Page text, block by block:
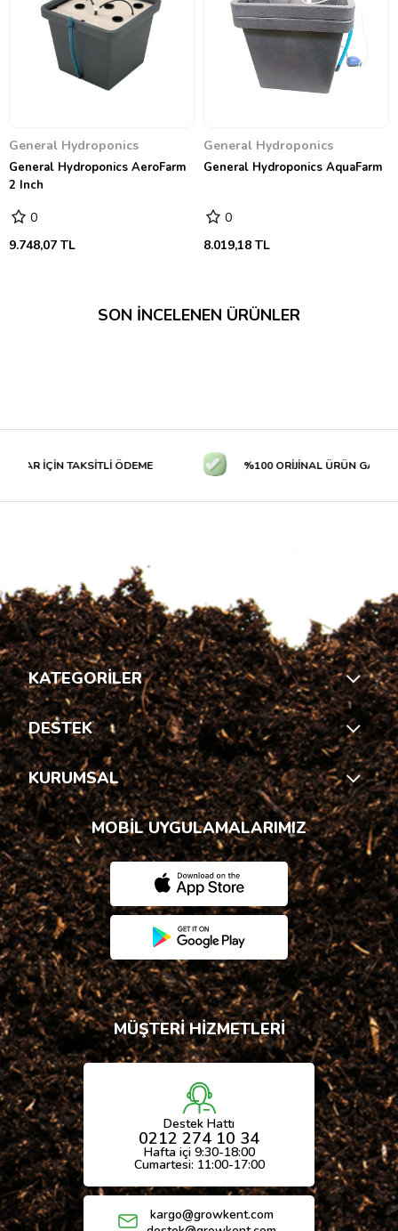
General Hydroponics
General Hydroponics AeroFarm
2 Inch
0
9.748,07 TL
General Hydroponics
General Hydroponics AquaFarm
0
8.019,18 TL
SON İNCELENEN ÜRÜNLER
İÇİN TAKSİTLİ ÖDEME %100 ORİJİNAL ÜRÜN
KATEGORİLER
DESTEK
KURUMSAL
MOBİL UYGULAMALARIMIZ
MÜŞTERİ HİZMETLERİ
Destek Hattı
0212 274 10 34
Hafta içi 9:30-18:00
Cumartesi: 11:00-17:00
kargo@growkent.com